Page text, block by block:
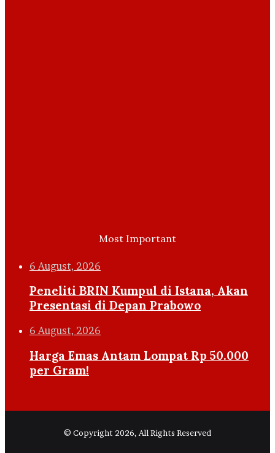
Most Important
6 August, 2026
Peneliti BRIN Kumpul di Istana, Akan
Presentasi di Depan Prabowo
6 August, 2026
Harga Emas Antam Lompat Rp 50.000
per Gram!
© Copyright 2026, All Rights Reserved